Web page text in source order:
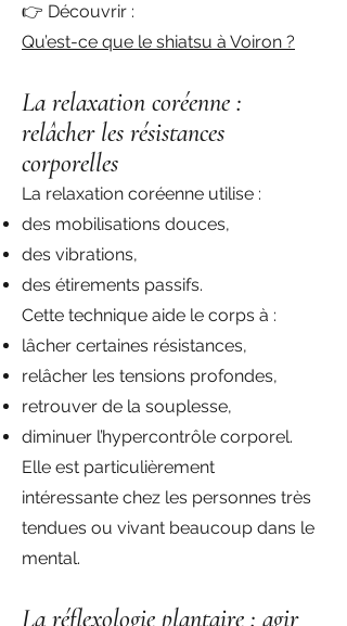
👉 Découvrir :
Qu’est-ce que le shiatsu à Voiron ?
La relaxation coréenne :
relâcher les résistances
corporelles
La relaxation coréenne utilise :
des mobilisations douces,
des vibrations,
des étirements passifs.
Cette technique aide le corps à :
lâcher certaines résistances,
relâcher les tensions profondes,
retrouver de la souplesse,
diminuer l’hypercontrôle corporel.
Elle est particulièrement
intéressante chez les personnes très
tendues ou vivant beaucoup dans le
mental.
La réflexologie plantaire : agir